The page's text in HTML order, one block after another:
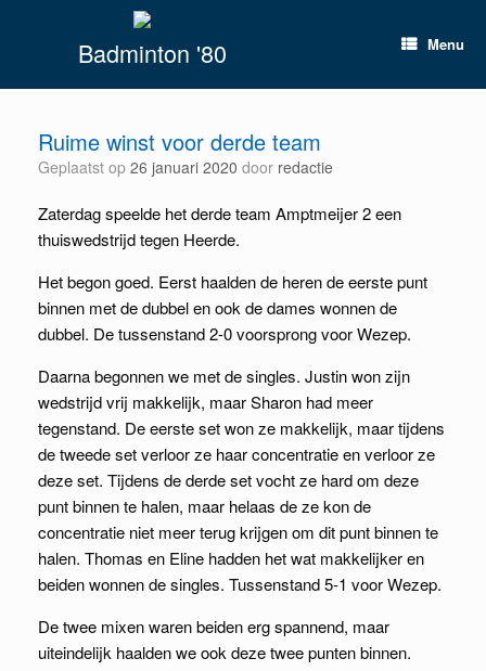
Badminton '80 Menu
Ruime winst voor derde team
Geplaatst op 26 januari 2020 door redactie
Zaterdag speelde het derde team Amptmeijer 2 een
thuiswedstrijd tegen Heerde.
Het begon goed. Eerst haalden de heren de eerste punt
binnen met de dubbel en ook de dames wonnen de
dubbel. De tussenstand 2-0 voorsprong voor Wezep.
Daarna begonnen we met de singles. Justin won zijn
wedstrijd vrij makkelijk, maar Sharon had meer
tegenstand. De eerste set won ze makkelijk, maar tijdens
de tweede set verloor ze haar concentratie en verloor ze
deze set. Tijdens de derde set vocht ze hard om deze
punt binnen te halen, maar helaas de ze kon de
concentratie niet meer terug krijgen om dit punt binnen te
halen. Thomas en Eline hadden het wat makkelijker en
beiden wonnen de singles. Tussenstand 5-1 voor Wezep.
De twee mixen waren beiden erg spannend, maar
uiteindelijk haalden we ook deze twee punten binnen.